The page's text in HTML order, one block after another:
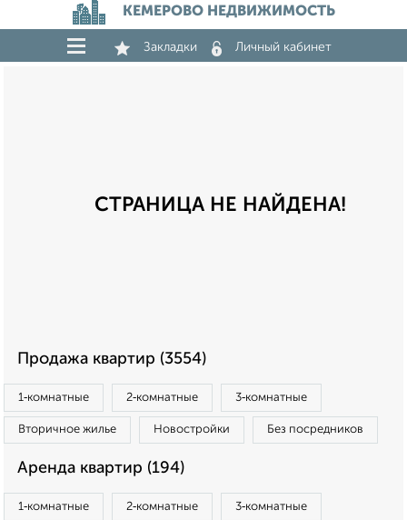
КЕМЕРОВО НЕДВИЖИМОСТЬ
Закладки Личный кабинет
СТРАНИЦА НЕ НАЙДЕНА!
Продажа квартир (3554)
1‑комнатные 2‑комнатные 3‑комнатные
Вторичное жилье Новостройки Без посредников
Аренда квартир (194)
1‑комнатные 2‑комнатные 3‑комнатные